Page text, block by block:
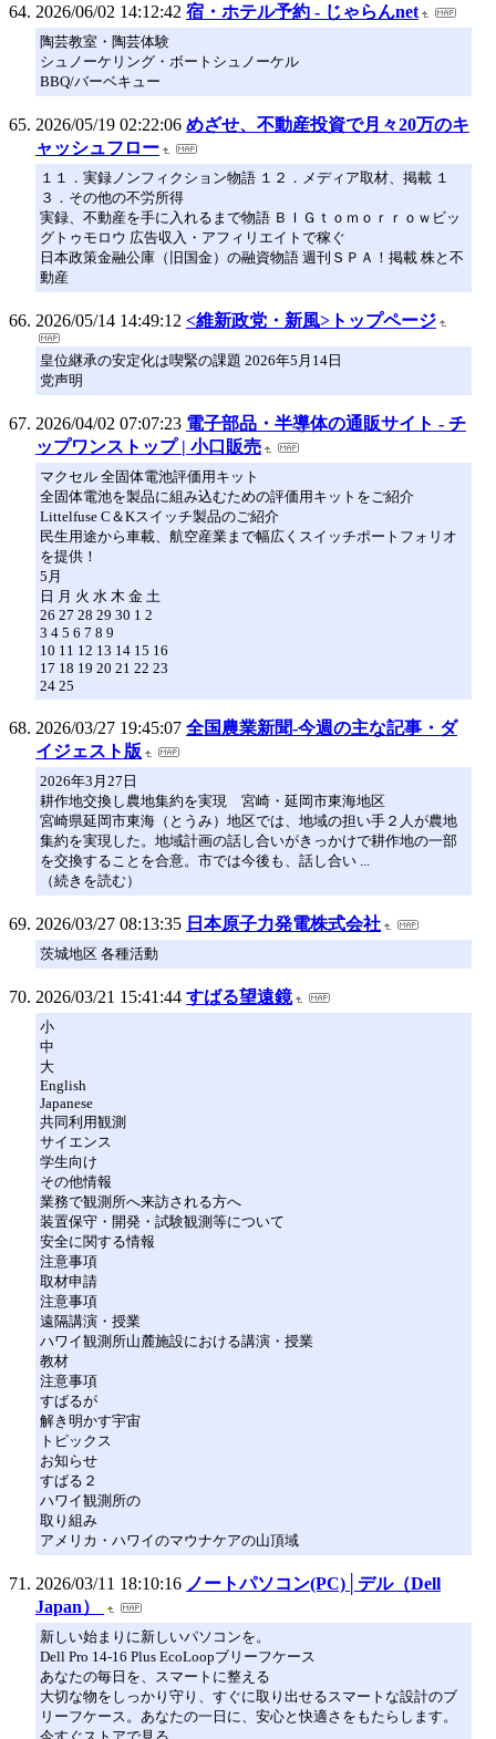
2026/06/02 14:12:42 宿・ホテル予約 - じゃらんnet
陶芸教室・陶芸体験
シュノーケリング・ボートシュノーケル
BBQ/バーベキュー
2026/05/19 02:22:06 めざせ、不動産投資で月々20万のキ
ャッシュフロー
１１．実録ノンフィクション物語 １２．メディア取材、掲載 １
３．その他の不労所得
実録、不動産を手に入れるまで物語 ＢＩＧｔｏｍｏｒｒｏｗビッ
グトゥモロウ 広告収入・アフィリエイトで稼ぐ
日本政策金融公庫（旧国金）の融資物語 週刊ＳＰＡ！掲載 株と不
動産
2026/05/14 14:49:12 <維新政党・新風>トップページ
皇位継承の安定化は喫緊の課題 2026年5月14日
党声明
2026/04/02 07:07:23 電子部品・半導体の通販サイト - チ
ップワンストップ | 小口販売
マクセル 全固体電池評価用キット
全固体電池を製品に組み込むための評価用キットをご紹介
Littelfuse C＆Kスイッチ製品のご紹介
民生用途から車載、航空産業まで幅広くスイッチポートフォリオ
を提供！
5月
日 月 火 水 木 金 土
26 27 28 29 30 1 2
3 4 5 6 7 8 9
10 11 12 13 14 15 16
17 18 19 20 21 22 23
24 25
2026/03/27 19:45:07 全国農業新聞‐今週の主な記事・ダ
イジェスト版
2026年3月27日
耕作地交換し農地集約を実現 宮崎・延岡市東海地区
宮崎県延岡市東海（とうみ）地区では、地域の担い手２人が農地
集約を実現した。地域計画の話し合いがきっかけで耕作地の一部
を交換することを合意。市では今後も、話し合い ...
（続きを読む）
2026/03/27 08:13:35 日本原子力発電株式会社
茨城地区 各種活動
2026/03/21 15:41:44 すばる望遠鏡
小
中
大
English
Japanese
共同利用観測
サイエンス
学生向け
その他情報
業務で観測所へ来訪される方へ
装置保守・開発・試験観測等について
安全に関する情報
注意事項
取材申請
注意事項
遠隔講演・授業
ハワイ観測所山麓施設における講演・授業
教材
注意事項
すばるが
解き明かす宇宙
トピックス
お知らせ
すばる２
ハワイ観測所の
取り組み
アメリカ・ハワイのマウナケアの山頂域
2026/03/11 18:10:16 ノートパソコン(PC)│デル（Dell
Japan）
新しい始まりに新しいパソコンを。
Dell Pro 14-16 Plus EcoLoopブリーフケース
あなたの毎日を、スマートに整える
大切な物をしっかり守り、すぐに取り出せるスマートな設計のブ
リーフケース。あなたの一日に、安心と快適さをもたらします。